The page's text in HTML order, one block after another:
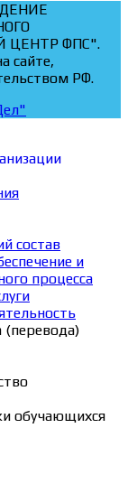
ЦЕНТР ФПС".
сайте,
РФ.
состав
и
процесса
(перевода)
обучающихся